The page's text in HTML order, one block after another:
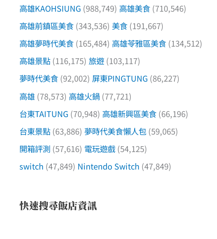
高雄KAOHSIUNG (988,749) 高雄美食 (710,546)
高雄前鎮區美食 (343,536) 美食 (191,667)
高雄夢時代美食 (165,484) 高雄苓雅區美食 (134,512)
高雄景點 (116,175) 旅遊 (103,117)
夢時代美食 (92,002) 屏東PINGTUNG (86,227)
高雄 (78,573) 高雄火鍋 (77,721)
台東TAITUNG (70,948) 高雄新興區美食 (66,196)
台東景點 (63,886) 夢時代美食懶人包 (59,065)
開箱評測 (57,616) 電玩遊戲 (54,125)
switch (47,849) Nintendo Switch (47,849)
快速搜尋飯店資訊